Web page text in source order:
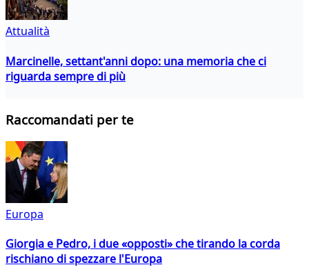
Attualità
Marcinelle, settant'anni dopo: una memoria che ci
riguarda sempre di più
Raccomandati per te
Europa
Giorgia e Pedro, i due «opposti» che tirando la corda
rischiano di spezzare l'Europa